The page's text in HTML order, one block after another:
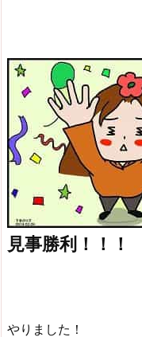
見事勝利！！！
やりました！